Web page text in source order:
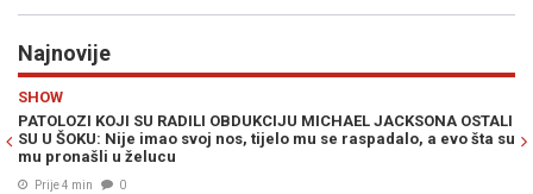
Najnovije
JACKSONA OSTALI
raspadalo, a evo šta su
ZBOG MEMORIJALNOG CENTRA
zakonodavci traže od Trumpa uvođenje